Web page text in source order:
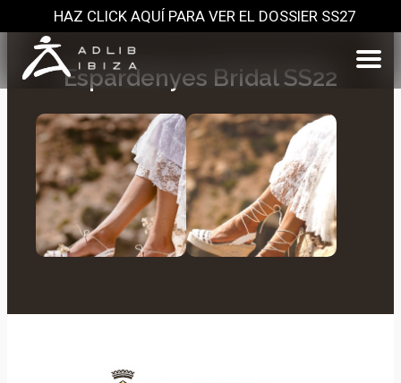
HAZ CLICK AQUÍ PARA VER EL DOSSIER SS27
Espardenyes Bridal SS22